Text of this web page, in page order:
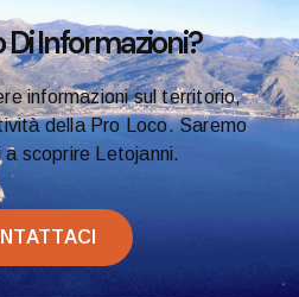
Di Informazioni?
informazioni sul territorio,
della Pro Loco. Saremo
scoprire Letojanni.